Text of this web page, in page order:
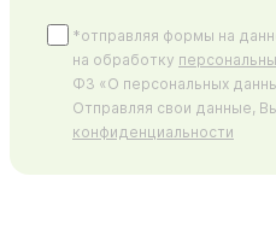
*отправляя формы на
на обработку
ФЗ «О персональных
Отправляя свои данные,
конфиденциальности